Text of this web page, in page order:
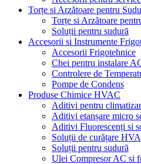
Torțe si Arzătoare pentru
Torțe si Arzătoare
Soluții pentru sudură
Accesorii si Instrumente
Accesorii Frigotehnice
Chei pentru instalare
Controlere de
Pompe de Condens
Produse Chimice HVAC
Aditivi pentru
Aditivi etanșare micro
Aditivi Fluorescenți si
Soluții de curățare
Soluții pentru sudură
Ulei Compresor AC si